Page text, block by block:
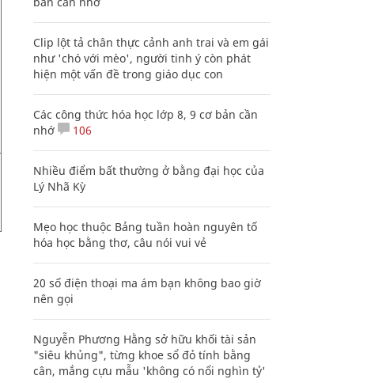
Clip lột tả chân thực cảnh anh trai và em gái
như 'chó với mèo', người tinh ý còn phát
hiện một vấn đề trong giáo dục con
Các công thức hóa học lớp 8, 9 cơ bản cần
nhớ
106
Nhiều điểm bất thường ở bằng đại học của
Lý Nhã Kỳ
Mẹo học thuộc Bảng tuần hoàn nguyên tố
hóa học bằng thơ, câu nói vui vẻ
20 số điện thoại ma ám bạn không bao giờ
nên gọi
Nguyễn Phương Hằng sở hữu khối tài sản
"siêu khủng", từng khoe sổ đỏ tính bằng
cân, mắng cựu mẫu 'không có nổi nghìn tỷ'